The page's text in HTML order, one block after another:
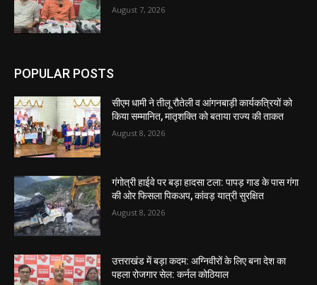
August 7, 2026
POPULAR POSTS
सीएम धामी ने तीलू रौतेली व आंगनबाड़ी कार्यकत्रियों को
किया सम्मानित, मातृशक्ति को बताया राज्य की ताकत
August 8, 2026
गंगोत्री हाईवे पर बड़ा हादसा टला: पापड़ गाड के पास गंगा
की ओर फिसला पिकअप, कांवड़ यात्री सुरक्षित
August 8, 2026
उत्तराखंड में बड़ा कदम: अग्निवीरों के लिए बना देश का
पहला रोजगार सेल: कर्नल कोठियाल